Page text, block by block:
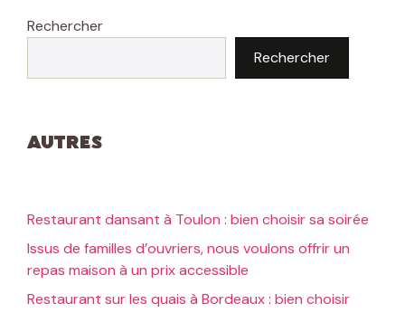
Rechercher
Rechercher
Autres
Restaurant dansant à Toulon : bien choisir sa soirée
Issus de familles d’ouvriers, nous voulons offrir un
repas maison à un prix accessible
Restaurant sur les quais à Bordeaux : bien choisir